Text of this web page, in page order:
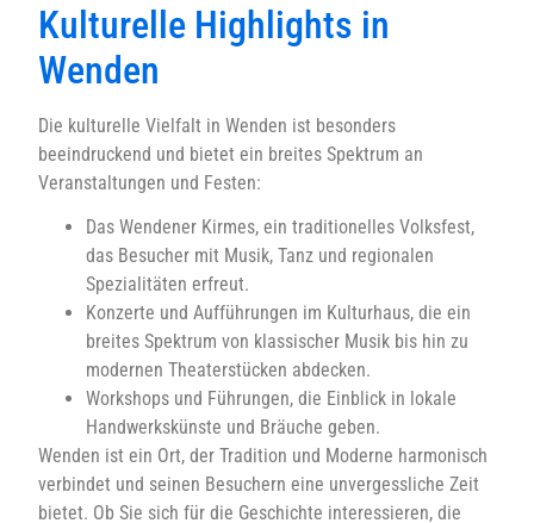
Kulturelle Highlights in
Wenden
Die kulturelle Vielfalt in Wenden ist besonders
beeindruckend und bietet ein breites Spektrum an
Veranstaltungen und Festen:
Das Wendener Kirmes, ein traditionelles Volksfest,
das Besucher mit Musik, Tanz und regionalen
Spezialitäten erfreut.
Konzerte und Aufführungen im Kulturhaus, die ein
breites Spektrum von klassischer Musik bis hin zu
modernen Theaterstücken abdecken.
Workshops und Führungen, die Einblick in lokale
Handwerkskünste und Bräuche geben.
Wenden ist ein Ort, der Tradition und Moderne harmonisch
verbindet und seinen Besuchern eine unvergessliche Zeit
bietet. Ob Sie sich für die Geschichte interessieren, die